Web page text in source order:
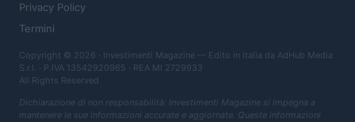
Privacy Policy
Termini
Copyright © 2026 · Investimenti Magazine — Edito in Italia da AdHub Media
S.r.l. · P.IVA 13542920965 · REA MI 2729933
All Rights Reserved
Dichiarazione di non responsabilità: Investimenti Magazine si impegna a
mantenere le sue informazioni accurate e aggiornate. Queste informazioni